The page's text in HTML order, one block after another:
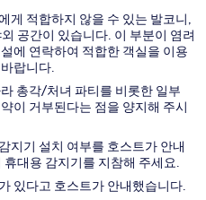
게 적합하지 않을 수 있는 발코니,
공간이 있습니다. 이 부분이 염려
에 연락하여 적합한 객실을 이용
랍니다.
총각/처녀 파티를 비롯한 일부
이 거부된다는 점을 양지해 주시
지기 설치 여부를 호스트가 안내
대용 감지기를 지참해 주세요.
있다고 호스트가 안내했습니다.